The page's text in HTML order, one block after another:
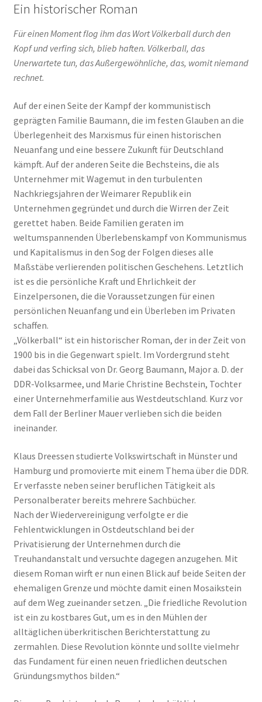
Ein historischer Roman
Für einen Moment flog ihm das Wort Völkerball durch den
Kopf und verfing sich, blieb haften. Völkerball, das
Unerwartete tun, das Außergewöhnliche, das, womit niemand
rechnet.
Auf der einen Seite der Kampf der kommunistisch
geprägten Familie Baumann, die im festen Glauben an die
Überlegenheit des Marxismus für einen historischen
Neuanfang und eine bessere Zukunft für Deutschland
kämpft. Auf der anderen Seite die Bechsteins, die als
Unternehmer mit Wagemut in den turbulenten
Nachkriegsjahren der Weimarer Republik ein
Unternehmen gegründet und durch die Wirren der Zeit
gerettet haben. Beide Familien geraten im
weltumspannenden Überlebenskampf von Kommunismus
und Kapitalismus in den Sog der Folgen dieses alle
Maßstäbe verlierenden politischen Geschehens. Letztlich
ist es die persönliche Kraft und Ehrlichkeit der
Einzelpersonen, die die Vor­aussetzungen für einen
persönlichen Neuanfang und ein Überleben im Privaten
schaffen.
„Völkerball“ ist ein historischer Roman, der in der Zeit von
1900 bis in die Gegenwart spielt. Im Vordergrund steht
dabei das Schicksal von Dr. Georg Baumann, Major a. D. der
DDR-Volksarmee, und Marie Christine Bechstein, Tochter
einer Unternehmerfamilie aus Westdeutschland. Kurz vor
dem Fall der Berliner Mauer verlieben sich die beiden
ineinander.
Klaus Dreessen studierte Volkswirtschaft in Münster und
Hamburg und promovierte mit einem Thema über die DDR.
Er verfasste neben seiner beruflichen Tätigkeit als
Personalberater bereits mehrere Sachbücher.
Nach der Wiedervereinigung verfolgte er die
Fehlentwicklungen in Ostdeutschland bei der
Privatisierung der Unternehmen durch die
Treuhandanstalt und versuchte dagegen anzugehen. Mit
diesem Roman wirft er nun einen Blick auf beide Seiten der
ehemaligen Grenze und möchte damit einen Mosaikstein
auf dem Weg zueinander setzen. „Die friedliche Revolution
ist ein zu kostbares Gut, um es in den Mühlen der
alltäglichen über­kritischen Berichterstattung zu
zermahlen. Diese Revolution könnte und sollte vielmehr
das Fundament für einen neuen friedlichen deutschen
Gründungsmythos bilden.“